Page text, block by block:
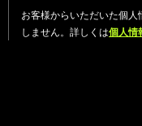
お客様からいただいた個
しません。詳しくは個人情